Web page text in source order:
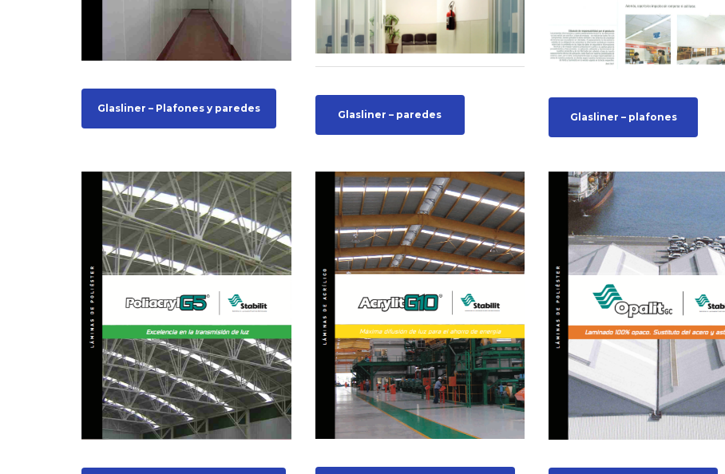
Glasliner – Plafones y paredes
Glasliner – paredes Glasliner – plafones